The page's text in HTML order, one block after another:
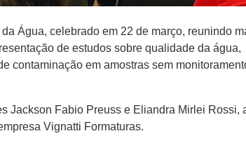
Água, celebrado em 22 de março, reunindo
de estudos sobre qualidade da água,
contaminação em amostras sem
Jackson Fabio Preuss e Eliandra Mirlei Rossi,
Vignatti Formaturas.